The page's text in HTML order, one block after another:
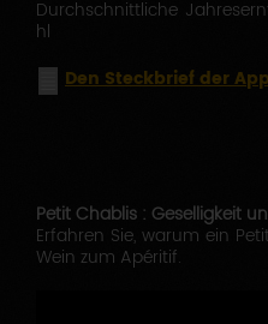
Durchschnittliche
hl
Den Steckbrief der
Petit Chablis : Geselligkeit
Erfahren Sie, warum ein
Wein zum Apéritif.